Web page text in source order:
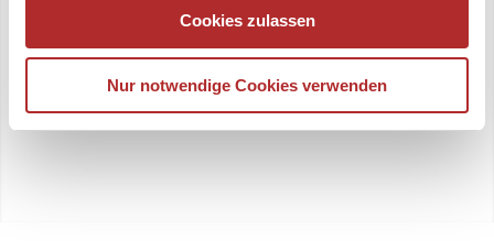
Cookies zulassen
Nur notwendige Cookies verwenden